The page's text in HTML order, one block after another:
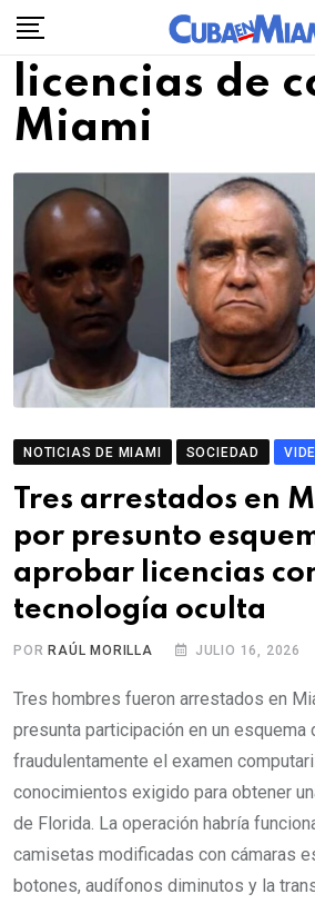
Skip
content
licencias de
Miami
NOTICIAS DE MIAMI SOCIEDAD
Tres arrestados en
por presunto
aprobar licencias
tecnología oculta
POR RAÚL MORILLA JULIO 16, 2026
Tres hombres fueron arrestados en
presunta participación en un esquema
fraudulentamente el examen
conocimientos exigido para obtener
de Florida. La operación habría
camisetas modificadas con cámaras
botones, audífonos diminutos y la